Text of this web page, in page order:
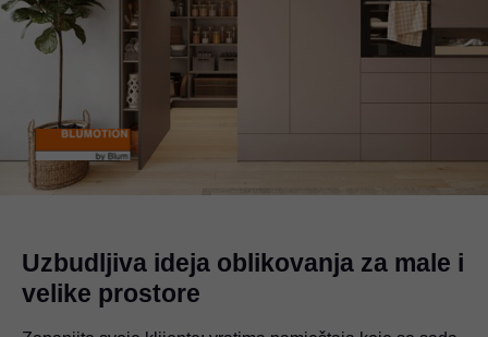
Uzbudljiva ideja oblikovanja za male i
velike prostore